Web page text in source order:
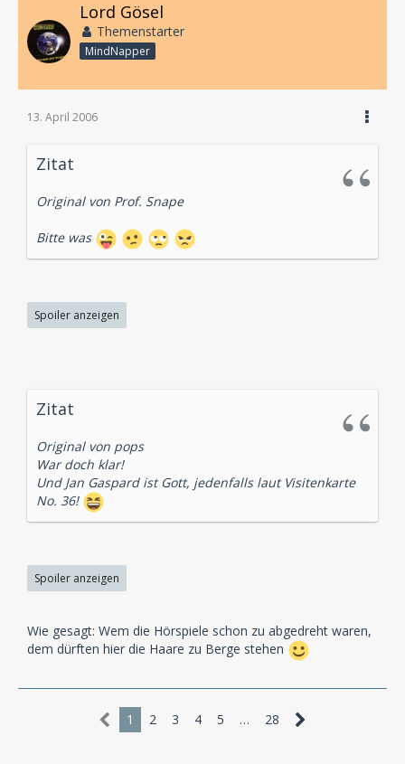
Lord Gösel
Themenstarter
MindNapper
13. April 2006
Zitat
Original von Prof. Snape
Bitte was
Spoiler anzeigen
Zitat
Original von pops
War doch klar!
Und Jan Gaspard ist Gott, jedenfalls laut Visitenkarte
No. 36!
Spoiler anzeigen
Wie gesagt: Wem die Hörspiele schon zu abgedreht waren,
dem dürften hier die Haare zu Berge stehen
1 2 3 4 5 … 28